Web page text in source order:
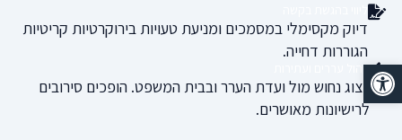
ליווי בהגשת בקשה
דיוק מקסימלי במסמכים ומניעת טעויות בירוקרטיות קריטיות
הגוררות דחייה.
ניהול עררים ועתירות
ייצוג נחוש מול ועדת הערר ובבית המשפט. הופכים סירובים
לרישיונות מאושרים.
פתח סרגל נגישות